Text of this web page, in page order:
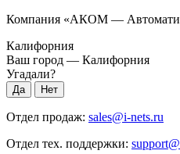
Компания «АКОМ —
Калифорния
Ваш город — Калифорния
Угадали?
Отдел продаж: sales@i-nets.ru
Отдел тех. поддержки: